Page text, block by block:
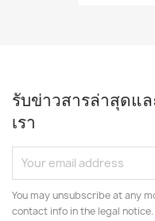
รับข่าวสารล่าสุดแ
เรา
You may unsubscribe at any
contact info in the legal notice.